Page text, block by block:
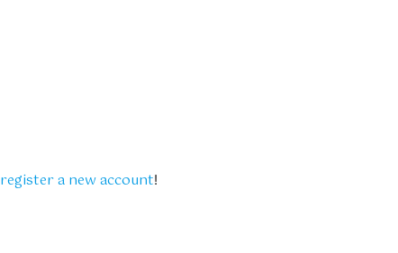
register a new account!